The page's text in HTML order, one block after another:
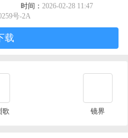
时间： 2026-02-28 11:47
号-2A
载
歌 镜界